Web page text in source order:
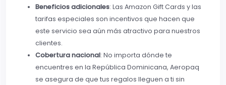
Beneficios adicionales: Las Amazon Gift Cards y las
tarifas especiales son incentivos que hacen que
este servicio sea aún más atractivo para nuestros
clientes.
Cobertura nacional: No importa dónde te
encuentres en la República Dominicana, Aeropaq
se asegura de que tus regalos lleguen a ti sin